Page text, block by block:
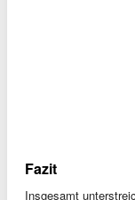
Fazit
Insgesamt